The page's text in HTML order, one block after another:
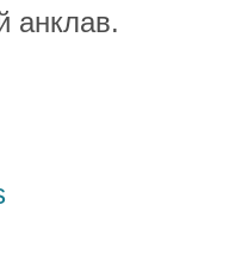
анклав.